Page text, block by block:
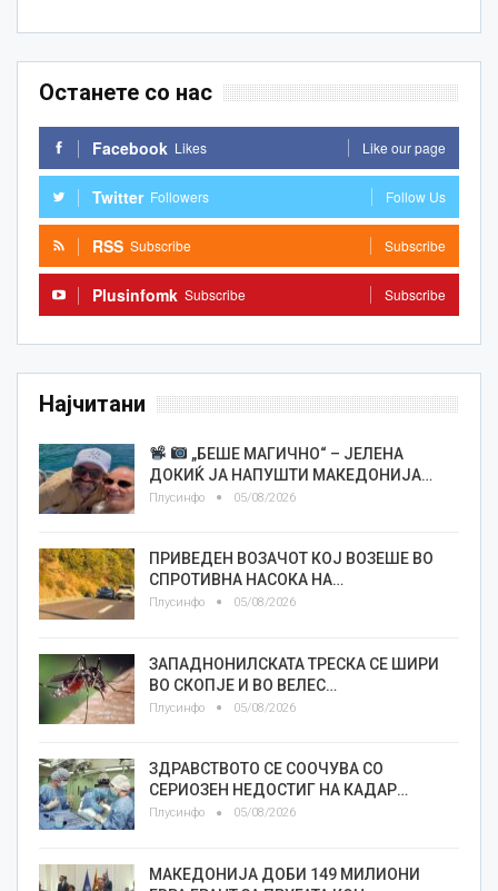
Останете со нас
Facebook Likes Like our page
Twitter Followers Follow Us
RSS Subscribe Subscribe
Plusinfomk Subscribe Subscribe
Најчитани
„БЕШЕ МАГИЧНО“ – ЈЕЛЕНА
ДОКИЌ ЈА НАПУШТИ МАКЕДОНИЈА…
Плусинфо 05/08/2026
ПРИВЕДЕН ВОЗАЧОТ КОЈ ВОЗЕШЕ ВО
СПРОТИВНА НАСОКА НА…
Плусинфо 05/08/2026
ЗАПАДНОНИЛСКАТА ТРЕСКА СЕ ШИРИ
ВО СКОПЈЕ И ВО ВЕЛЕС…
Плусинфо 05/08/2026
ЗДРАВСТВОТО СЕ СООЧУВА СО
СЕРИОЗЕН НЕДОСТИГ НА КАДАР…
Плусинфо 05/08/2026
МАКЕДОНИЈА ДОБИ 149 МИЛИОНИ